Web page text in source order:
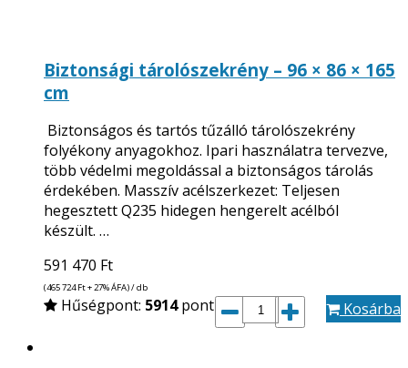
Biztonsági tárolószekrény – 96 × 86 × 165
cm
Biztonságos és tartós tűzálló tárolószekrény
folyékony anyagokhoz. Ipari használatra tervezve,
több védelmi megoldással a biztonságos tárolás
érdekében. Masszív acélszerkezet: Teljesen
hegesztett Q235 hidegen hengerelt acélból
készült. …
591 470 Ft
(465 724Ft+ 27% ÁFA) / db
Hűségpont: 5914pont Kosárba